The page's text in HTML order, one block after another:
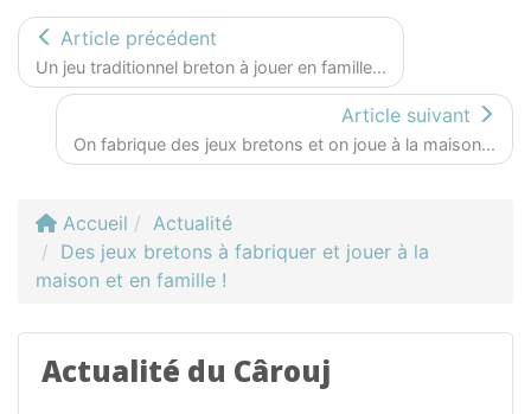
Article précédent
Un jeu traditionnel breton à jouer en famille...
Article suivant
On fabrique des jeux bretons et on joue à la maison...
Accueil
Actualité
Des jeux bretons à fabriquer et jouer à la
maison et en famille !
Actualité du Cârouj